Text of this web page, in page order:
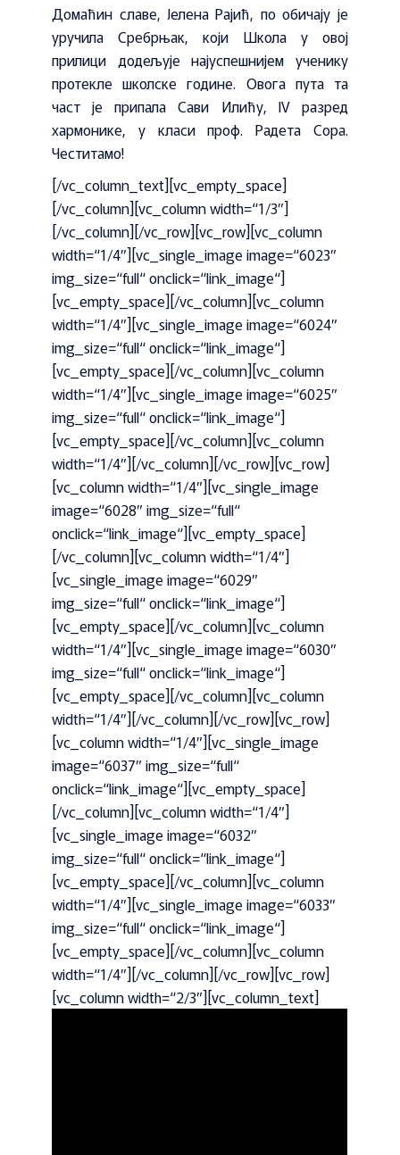
Домаћин славе, Јелена Рајић, по обичају је
уручила Сребрњак, који Школа у овој
прилици додељује најуспешнијем ученику
протекле школске године. Овога пута та
част је припала Сави Илићу, IV разред
хармонике, у класи проф. Радета Сора.
Честитамо!
[/vc_column_text][vc_empty_space]
[/vc_column][vc_column width=“1/3″]
[/vc_column][/vc_row][vc_row][vc_column
width=“1/4″][vc_single_image image=“6023″
img_size=“full“ onclick=“link_image“]
[vc_empty_space][/vc_column][vc_column
width=“1/4″][vc_single_image image=“6024″
img_size=“full“ onclick=“link_image“]
[vc_empty_space][/vc_column][vc_column
width=“1/4″][vc_single_image image=“6025″
img_size=“full“ onclick=“link_image“]
[vc_empty_space][/vc_column][vc_column
width=“1/4″][/vc_column][/vc_row][vc_row]
[vc_column width=“1/4″][vc_single_image
image=“6028″ img_size=“full“
onclick=“link_image“][vc_empty_space]
[/vc_column][vc_column width=“1/4″]
[vc_single_image image=“6029″
img_size=“full“ onclick=“link_image“]
[vc_empty_space][/vc_column][vc_column
width=“1/4″][vc_single_image image=“6030″
img_size=“full“ onclick=“link_image“]
[vc_empty_space][/vc_column][vc_column
width=“1/4″][/vc_column][/vc_row][vc_row]
[vc_column width=“1/4″][vc_single_image
image=“6037″ img_size=“full“
onclick=“link_image“][vc_empty_space]
[/vc_column][vc_column width=“1/4″]
[vc_single_image image=“6032″
img_size=“full“ onclick=“link_image“]
[vc_empty_space][/vc_column][vc_column
width=“1/4″][vc_single_image image=“6033″
img_size=“full“ onclick=“link_image“]
[vc_empty_space][/vc_column][vc_column
width=“1/4″][/vc_column][/vc_row][vc_row]
[vc_column width=“2/3″][vc_column_text]